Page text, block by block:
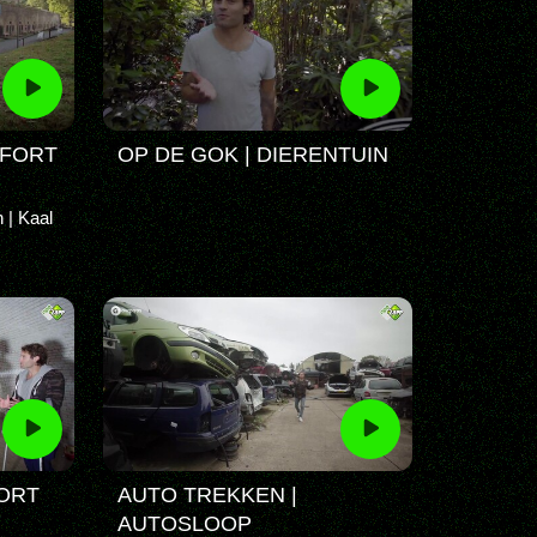
| Kaal
OP DE GOK | DIERENTUIN
AUTO TREKKEN |
AUTOSLOOP